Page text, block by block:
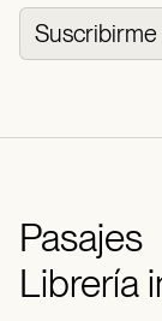
Suscribirme
Pasajes
Librería